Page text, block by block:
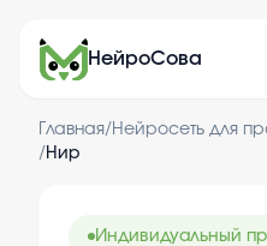
НейроСова
Главная/ Нейросеть для
/ Нир
Индивидуальный